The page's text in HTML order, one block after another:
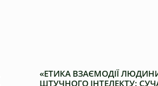
«ЕТИКА ВЗАЄМОДІЇ
ШТУЧНОГО ІНТЕЛЕКТУ: